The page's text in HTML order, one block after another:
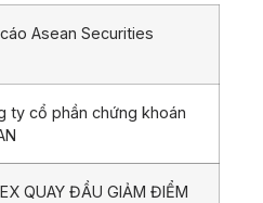
Asean Securities
ty cổ phần chứng khoán
QUAY ĐẦU GIẢM ĐIỂM